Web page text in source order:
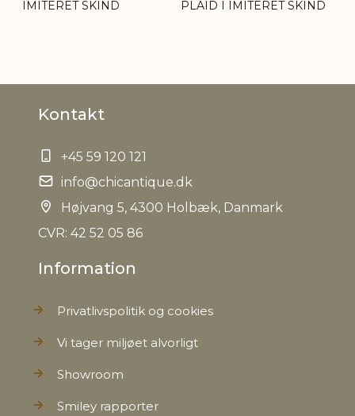
IMITERET SKIND PLAID I IMITERET SKIND
Kontakt
+45 59 120 121
info@chicantique.dk
Højvang 5, 4300 Holbæk, Danmark
CVR: 42 52 05 86
Information
Privatlivspolitik og cookies
Vi tager miljøet alvorligt
Showroom
Smiley rapporter